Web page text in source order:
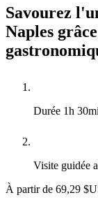
Savourez
Naples
Durée 1h
Visite guidée
À partir de 69,29